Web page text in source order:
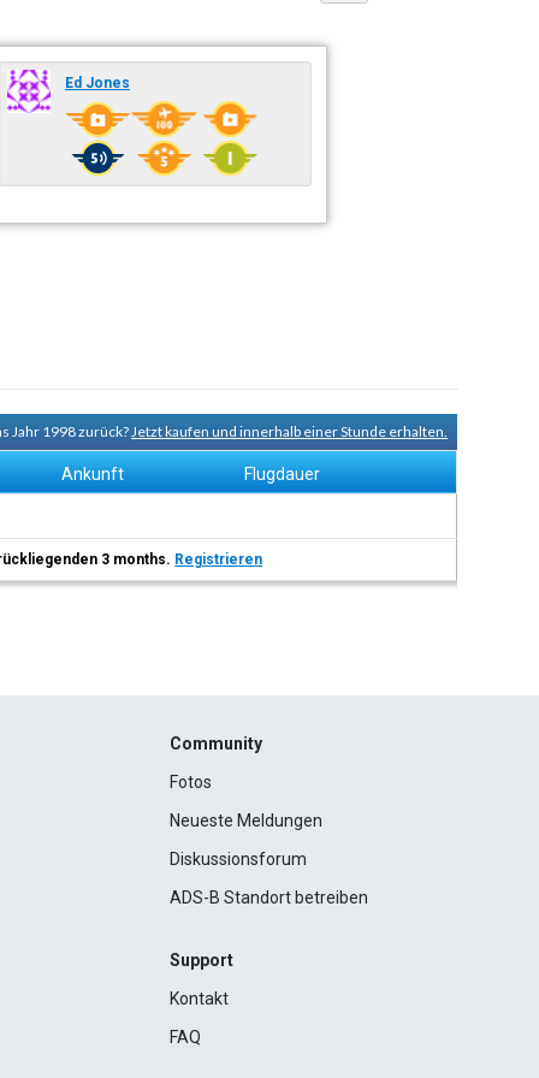
Ed Jones
Jahr 1998 zurück?Jetzt kaufen und innerhalb einer Stunde erhalten.
Ankunft Flugdauer
3 months. Registrieren
Community
Fotos
Neueste Meldungen
Diskussionsforum
ADS-B Standort betreiben
Support
Kontakt
FAQ